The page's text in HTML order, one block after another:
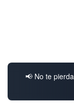
📢 No te